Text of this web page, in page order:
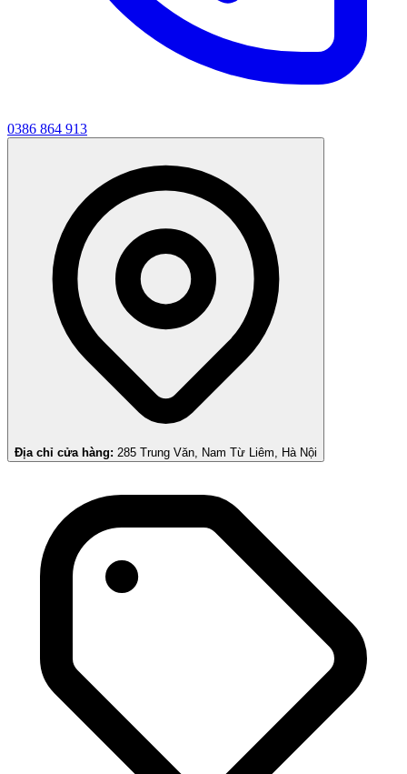
0386 864 913
Địa chỉ cửa hàng: 285 Trung Văn, Nam Từ Liêm, Hà Nội